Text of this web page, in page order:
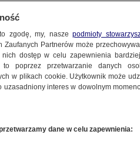
jak Prevc.
ma z głowy
zgodę, my, naszepodmioty
Zaufanych Partnerów może
dostęp w celu zapewnienia
poprzez przetwarzanie danych
w plikach cookie. Użytkownik może
interes w dowolnym
dane w celu zapewnienia: